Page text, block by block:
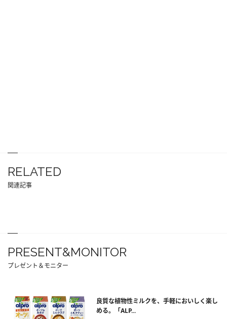
RELATED
関連記事
PRESENT&MONITOR
プレゼント＆モニター
良質な植物性ミルクを、手軽においしく楽し
める。「ALP...